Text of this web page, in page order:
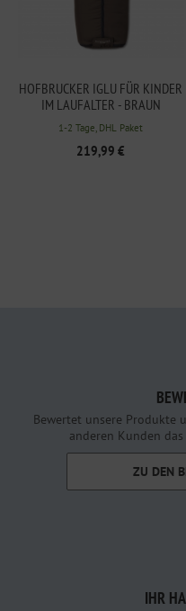
HOFBRUCKER IGLU FÜR KINDER
IM LAUFALTER - BRAUN
1-2 Tage, DHL Paket
219,99 €
Bewertet unsere Produkte
anderen Kunden
ZU DEN
IHR